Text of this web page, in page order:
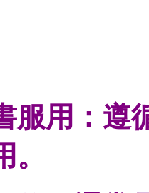
服用：遵
。